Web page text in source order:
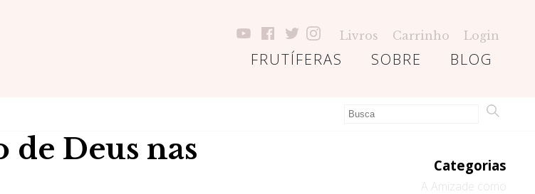
Livros Carrinho Login
BLOG
SOBRE
FRUTÍFERAS
Deus nas
Categorias
A Amizade como